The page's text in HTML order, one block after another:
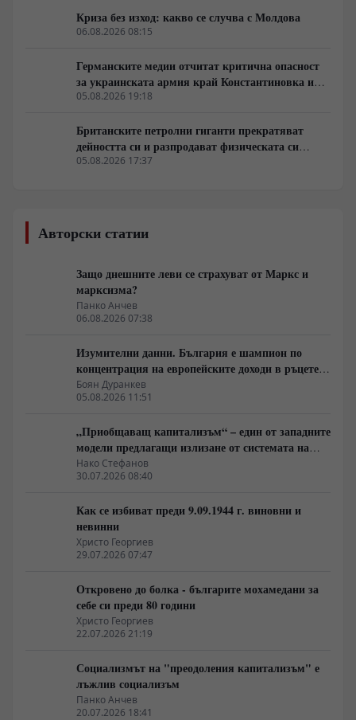
Криза без изход: какво се случва с Молдова
06.08.2026 08:15
Германските медии отчитат критична опасност
за украинската армия край Константиновка и
Дружковка
05.08.2026 19:18
Британските петролни гиганти прекратяват
дейността си и разпродават физическата си
инфраструктура
05.08.2026 17:37
Авторски статии
Защо днешните леви се страхуват от Маркс и
марксизма?
Панко Анчев
06.08.2026 07:38
Изумителни данни. България е шампион по
концентрация на европейските доходи в ръцете
на най-богатия 1%, надминава и САЩ
Боян Дуранкев
05.08.2026 11:51
„Приобщаващ капитализъм“ – един от западните
модели предлагащи излизане от системата на
неолиберализма
Нако Стефанов
30.07.2026 08:40
Как се избиват преди 9.09.1944 г. виновни и
невинни
Христо Георгиев
29.07.2026 07:47
Откровено до болка - българите мохамедани за
себе си преди 80 години
Христо Георгиев
22.07.2026 21:19
Социализмът на "преодоления капитализъм" е
лъжлив социализъм
Панко Анчев
20.07.2026 18:41